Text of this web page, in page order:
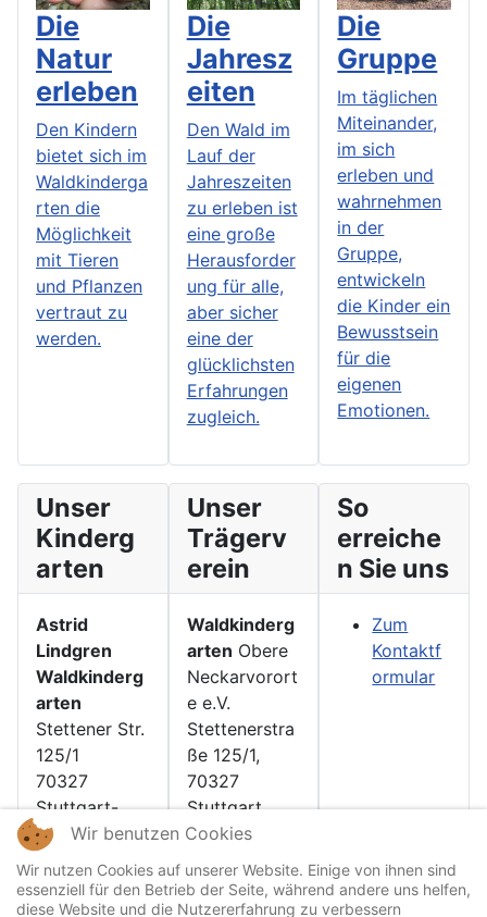
Die
Natur
erleben
Den Kindern
bietet sich im
Waldkinderga
rten die
Möglichkeit
mit Tieren
und Pflanzen
vertraut zu
werden.
Die
Jahresz
eiten
Den Wald im
Lauf der
Jahreszeiten
zu erleben ist
eine große
Herausforder
ung für alle,
aber sicher
eine der
glücklichsten
Erfahrungen
zugleich.
Die
Gruppe
Im täglichen
Miteinander,
im sich
erleben und
wahrnehmen
in der
Gruppe,
entwickeln
die Kinder ein
Bewusstsein
für die
eigenen
Emotionen.
Unser
Kinderg
arten
Astrid
Lindgren
Waldkinderg
arten
Stettener Str.
125/1
70327
Stuttgart-
Rotenberg
Unser
Trägerv
erein
Waldkinderg
arten Obere
Neckarvorort
e e.V.
Stettenerstra
ße 125/1,
70327
Stuttgart
So
erreiche
n Sie uns
Zum
Kontaktf
ormular
Wir benutzen Cookies
Wir nutzen Cookies auf unserer Website. Einige von ihnen sind
essenziell für den Betrieb der Seite, während andere uns helfen,
diese Website und die Nutzererfahrung zu verbessern